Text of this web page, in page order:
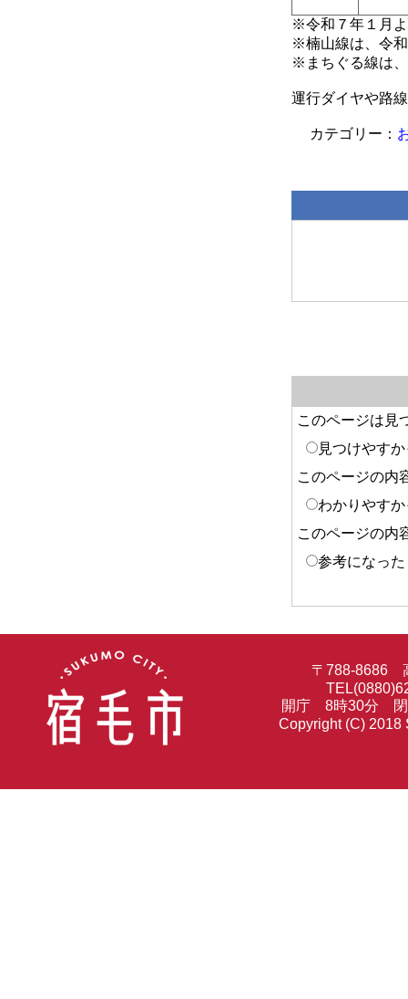
※令和７年１月
※楠山線は、令
※まちぐる線は
運行ダイヤや路
このページは見
見つけやす
このページの内
わかりやす
このページの内
参考になった
〒788-8686
開庁 8時30分 閉
Copyright (C) 2018